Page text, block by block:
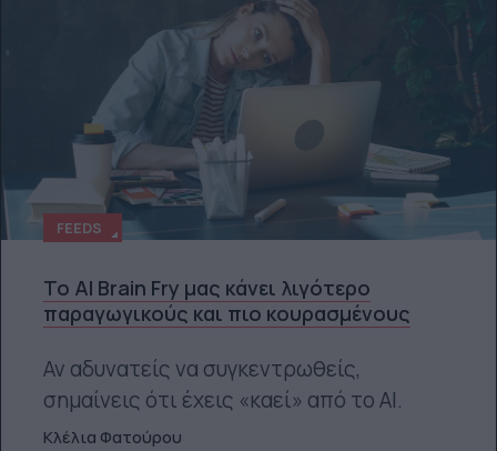
FEEDS
Το AI Brain Fry μας κάνει λιγότερο
παραγωγικούς και πιο κουρασμένους
Αν αδυνατείς να συγκεντρωθείς,
σημαίνεις ότι έχεις «καεί» από το ΑΙ.
Κλέλια Φατούρου